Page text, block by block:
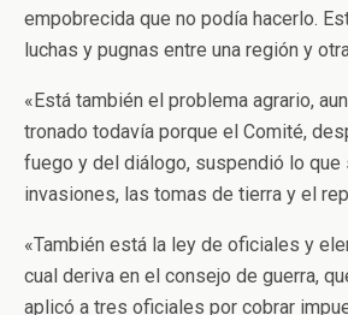
empobrecida que no podía hacerlo.
luchas y pugnas entre una región y
«Está también el problema agrario,
tronado todavía porque el Comité,
fuego y del diálogo, suspendió lo que
invasiones, las tomas de tierra y el
«También está la ley de oficiales y
cual deriva en el consejo de guerra,
aplicó a tres oficiales por cobrar